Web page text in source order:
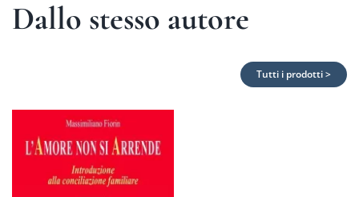
Dallo stesso autore
Tutti i prodotti >